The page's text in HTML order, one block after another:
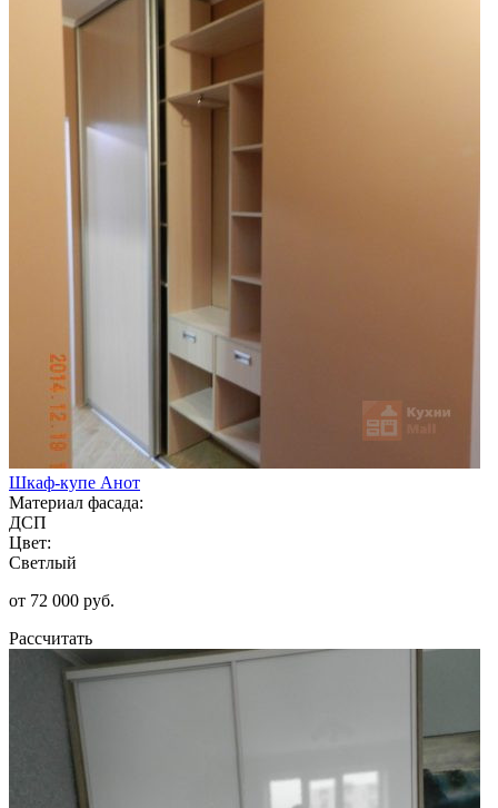
Шкаф-купе Анот
Материал фасада:
ДСП
Цвет:
Светлый
от 72 000 руб.
Рассчитать